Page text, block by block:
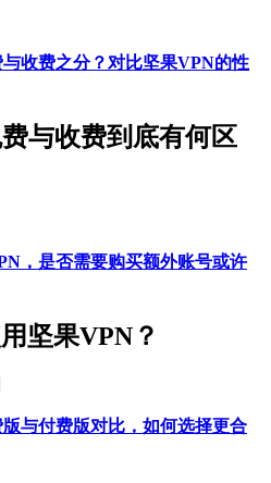
收费之分？对比坚果VPN的性
与收费到底有何区
，是否需要购买额外账号或许
坚果VPN？
与付费版对比，如何选择更合